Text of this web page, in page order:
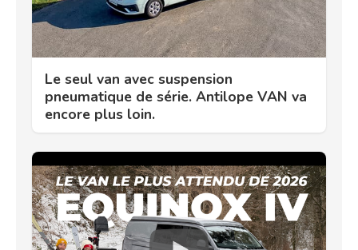
Le seul van avec suspension
pneumatique de série. Antilope VAN va
encore plus loin.